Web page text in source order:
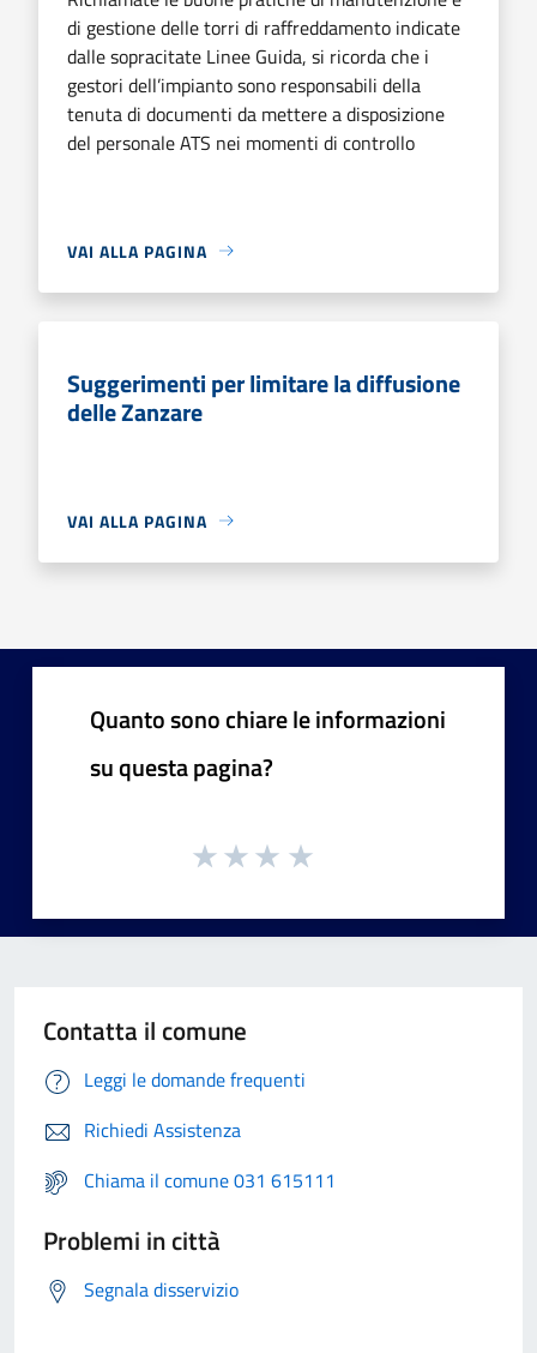
di gestione delle torri di raffreddamento indicate
dalle sopracitate Linee Guida, si ricorda che i
gestori dell’impianto sono responsabili della
tenuta di documenti da mettere a disposizione
del personale ATS nei momenti di controllo
VAI ALLA PAGINA
Suggerimenti per limitare la diffusione
delle Zanzare
VAI ALLA PAGINA
Quanto sono chiare le informazioni
su questa pagina?
Contatta il comune
Leggi le domande frequenti
Richiedi Assistenza
Chiama il comune 031 615111
Problemi in città
Segnala disservizio